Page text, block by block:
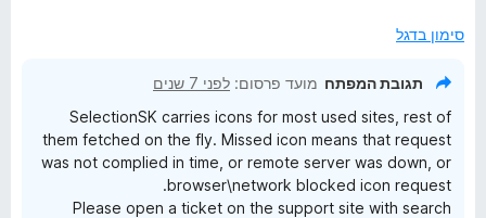
5
ת
סימון בדגל
תגובת המפתח מועד פרסום: לפני 7 שנים
SelectionSK carries icons for most used sites, rest of
them fetched on the fly. Missed icon means that request
was not complied in time, or remote server was down, or
browser\network blocked icon request.
Please open a ticket on the support site with search